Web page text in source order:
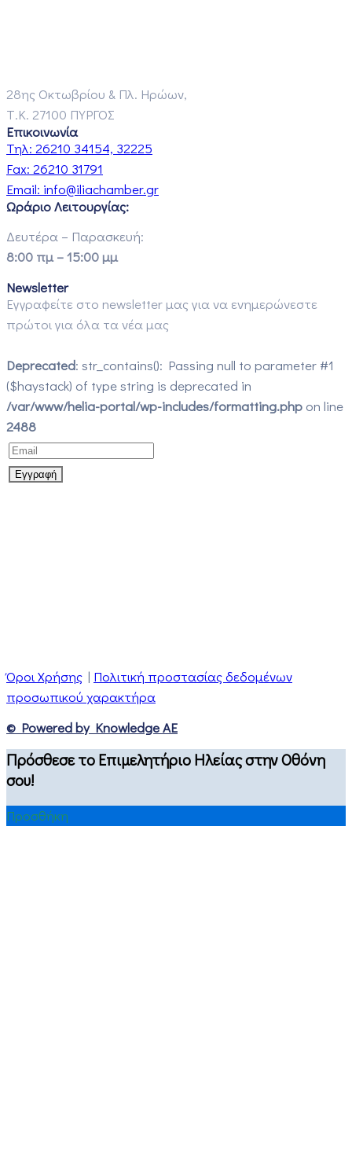
28ης Οκτωβρίου & Πλ. Ηρώων,
Τ.Κ. 27100 ΠΥΡΓΟΣ
Επικοινωνία
Τηλ: 26210 34154, 32225
Fax: 26210 31791
Email: info@iliachamber.gr
Ωράριο Λειτουργίας:
Δευτέρα – Παρασκευή:
8:00 πμ – 15:00 μμ
Newsletter
Εγγραφείτε στο newsletter μας για να ενημερώνεστε
πρώτοι για όλα τα νέα μας
Deprecated: str_contains(): Passing null to parameter #1
($haystack) of type string is deprecated in
/var/www/helia-portal/wp-includes/formatting.php on line
2488
Όροι Χρήσης | Πολιτική προστασίας δεδομένων
προσωπικού χαρακτήρα
© Powered by Knowledge AE
Πρόσθεσε το Επιμελητήριο Ηλείας στην Οθόνη
σου!
Προσθήκη